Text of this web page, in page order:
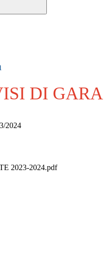
DI GARA
2024
2023-2024.pdf